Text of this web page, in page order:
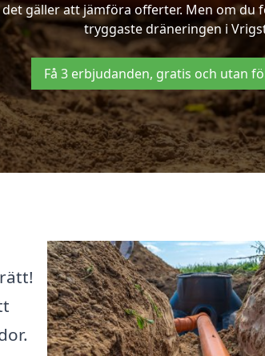
gäller att jämföra offerter. Men om
tryggaste dräneringen i
Få 3 erbjudanden, gratis och utan